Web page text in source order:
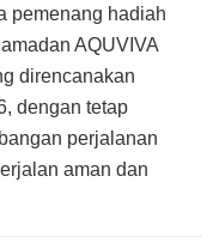
pemenang hadiah
AQUVIVA
direncanakan
dengan tetap
perjalanan
aman dan